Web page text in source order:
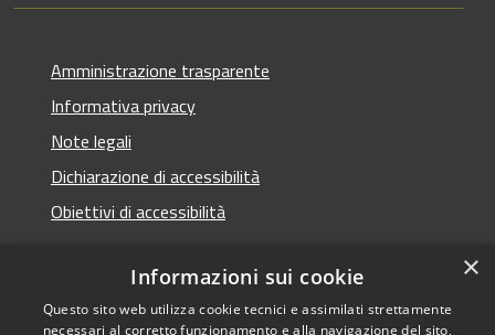
Amministrazione trasparente
Informativa privacy
Note legali
Dichiarazione di accessibilità
Obiettivi di accessibilità
RSS Copyright © 2026 • Comune di
×
Informazioni sui cookie
Questo sito web utilizza cookie tecnici e assimilati strettamente
necessari al corretto funzionamento e alla navigazione del sito,